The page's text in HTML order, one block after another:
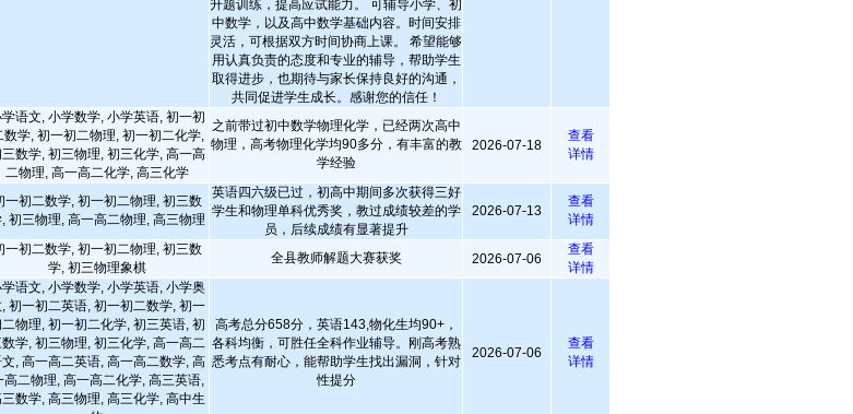
升题训练，提高应试能力。 可辅导小学、初
中数学，以及高中数学基础内容。时间安排
灵活，可根据双方时间协商上课。 希望能够
用认真负责的态度和专业的辅导，帮助学生
取得进步，也期待与家长保持良好的沟通，
共同促进学生成长。感谢您的信任！
语文, 小学数学, 小学英语, 初一初
数学, 初一初二物理, 初一初二化学,
数学, 初三物理, 初三化学, 高一高
二物理, 高一高二化学, 高三化学
之前带过初中数学物理化学，已经两次高中
物理，高考物理化学均90多分，有丰富的教
学经验
2026-07-18
查看
详情
一初二数学, 初一初二物理, 初三数
初三物理, 高一高二物理, 高三物理
英语四六级已过，初高中期间多次获得三好
学生和物理单科优秀奖，教过成绩较差的学
员，后续成绩有显著提升
2026-07-13
查看
详情
一初二数学, 初一初二物理, 初三数
学, 初三物理象棋
全县教师解题大赛获奖 2026-07-06
查看
详情
语文, 小学数学, 小学英语, 小学奥
初一初二英语, 初一初二数学, 初一
物理, 初一初二化学, 初三英语, 初
学, 初三物理, 初三化学, 高一高二
, 高一高二英语, 高一高二数学, 高
高二物理, 高一高二化学, 高三英语,
数学, 高三物理, 高三化学, 高中生
高考总分658分，英语143,物化生均90+，
各科均衡，可胜任全科作业辅导。刚高考熟
悉考点有耐心，能帮助学生找出漏洞，针对
性提分
2026-07-06
查看
详情